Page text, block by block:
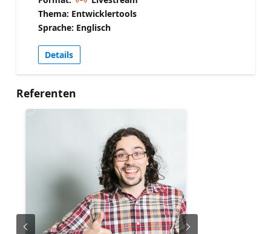
to production readiness, learn how to test,
measure, and improve agent quality with
confidence. Copilot Developer Camp
Thema: Entwicklertools
Sprache: Englisch
Details
Referenten